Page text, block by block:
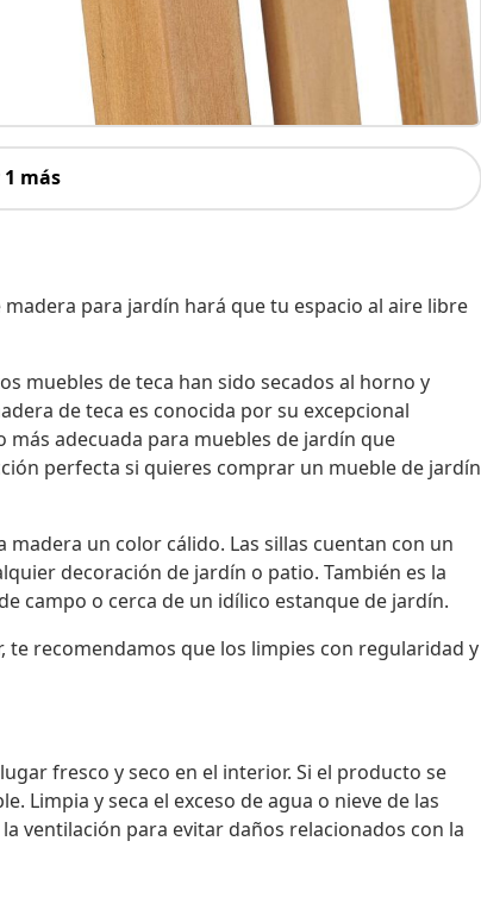
más
para jardín hará que tu espacio al aire libre
muebles de teca han sido secados al horno y
de teca es conocida por su excepcional
adecuada para muebles de jardín que
perfecta si quieres comprar un mueble de jardín
un color cálido. Las sillas cuentan con un
decoración de jardín o patio. También es la
campo o cerca de un idílico estanque de jardín.
recomendamos que los limpies con regularidad y
fresco y seco en el interior. Si el producto se
Limpia y seca el exceso de agua o nieve de las
ventilación para evitar daños relacionados con la